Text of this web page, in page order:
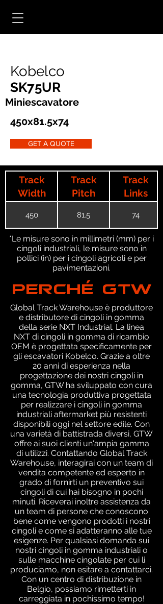
Kobelco
SK75UR
Miniescavatore
450x81.5x74
GET A QUOTE
Track
Width
Track
Pitch
Track
Links
450 81.5 74
*Le misure sono in millimetri (mm) per i
cingoli industriali, le misure sono in
pollici (in) per i cingoli agricoli e per
pavimentazioni.
PERCHÉ GTW
Global Track Warehouse è produttore
e distributore di cingoli in gomma
della serie NXT Industrial. La linea
NXT di cingoli in gomma di ricambio
OEM è progettata specificamente per
gli escavatori Kobelco. Grazie a oltre
20 anni di esperienza nella
progettazione dei nostri cingoli in
gomma, GTW ha sviluppato con cura
una tecnologia produttiva progettata
per realizzare i cingoli in gomma
industriali aftermarket più resistenti
disponibili oggi nel settore edile. Con
una varietà di battistrada diversi, GTW
offre ai suoi clienti un'ampia gamma
di utilizzi. Contattando Global Track
Warehouse, interagirai con un team di
vendita competente ed esperto in
grado di fornirti un preventivo sui
cingoli di cui hai bisogno in pochi
minuti. Riceverai inoltre assistenza da
un team di persone che conoscono
bene come vengono prodotti i nostri
cingoli e come si adatteranno alle tue
esigenze. Per qualsiasi domanda sui
nostri cingoli in gomma industriali o
sulle macchine cingolate per cui li
produciamo, non esitare a contattarci.
Con un centro di distribuzione in
Belgio, possiamo rimetterti in
carreggiata in pochissimo tempo!